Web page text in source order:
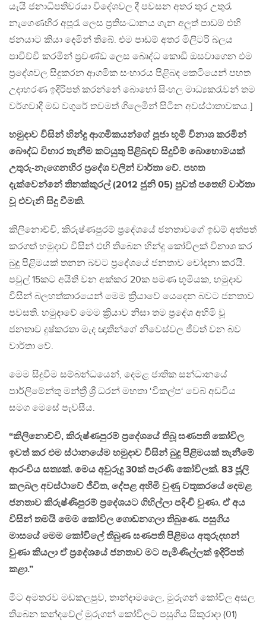
යැයි ජනාධිපතිවරයා විදේශවල දී පවසන අතර තුර උතුරැ
නැගෙණහිර අපූරැ ලෙස ප්‍රතිසංධානය ගැන අලුත් පාඩම් එහි
ජනයාට කියා දෙමින් තිබේ. එම පාඩම් අතර මිලිටරි බලය
පාවිච්චි කරමින් ප්‍රචණ්ඩ ලෙස බෙෘද්ධ කොඩි ඔසවාගෙන එම
ප්‍රදේශවල සිදුකරන ආගමික සංහාරය පිළිබද කෙටියෙන් පහත
උදාහරණ ඉදිරිපත් කරන්නේ බොහෝ සිංහල මාධ්‍යකරැවන් තම
වර්ගවාදී මඩ වගුරේ තවමත් ගිලෙමින් සිටින අවස්ථාතාවකය.]
හමුදාව විසින් හින්දු ආගමිකයන්ගේ පූජා භූමි විනාශ කරමින්
බෞද්ධ විහාර තැනීම කටයුතු පිළිබඳව සිදුවීම් බොහොමයක්
උතුරු-නැගෙනහිර ප්‍රදේශ වලින් වාර්තා වේ. පහත
දැක්වෙන්නේ තිනක්කුරල් (2012 ජුනි 05) පුවත් පතෙහි වාර්තා
වූ එවැනි සිදු වීමකි.
කිලිනොච්චි, කිරුෂ්ණපුරම් ප්‍රදේශයේ ජනතාවගේ ඉඩම් අත්පත්
කරගත් හමුදාව විසින් එහි තිබෙන හින්දු කෝවිලක් විනාශ කර
බුදු පිළිමයක් තනන බවට ප්‍රදේශයේ ජනතාව චෝදනා කරයි.
පවුල් 15කට අයිති වන අක්කර 20ක පමණ භූමියක, හමුදාව
විසින් බලහත්කාරයෙන් මෙම ක්‍රියාවේ යෙදෙන බවට ජනතාව
පවසති. හමුදාවේ මෙම ක්‍රියාව නිසා තම ප්‍රදේශ අහිමි වූ
ජනතාව දුෂ්කරතා මැද ඥාතීන්ගේ නිවෙස්වල ජීවත් වන බව
වාර්තා වේ.
මෙම සිදුවීම සම්බන්ධයෙන්, දෙමළ ජාතික සන්ධානයේ
පාර්ලිමේන්තු මන්ත්‍රී ශ්‍රී ධරන් මහතා ‘විකල්ප‘ වෙබ් අඩවිය
සමග මෙසේ පැවසීය.
“කිලිනොච්චි, කිරුෂ්ණපුරම් ප්‍රදේශයේ තිබූ ඝණපති කෝවිල
ඉවත් කර එම ස්ථානයේම හමුදාව විසින් බුදු පිළිමයක් තැනීමේ
ආරංචිය සත්‍යක්. මෙය අවුරුදු 30ක් පැරණි කෝවිලක්. 83 ජූලි
කලබල අවස්ථාවේ ජීවිත, දේපළ අහිමි වුණු වතුකරයේ දෙමළ
ජනතාව කිරුෂ්ණිපුරම් ප්‍රදේශයට ගිහිල්ලා පදිංචි වුණා. ඒ අය
විසින් තමයි මෙම කෝවිල ගොඩනගලා තිබුණෙ. පසුගිය
මාසයේ මෙම කෝවිලේ තිබුණ ඝණපති පිළිමය අතුරුදහන්
වුණා කියලා ඒ ප්‍රදේශයේ ජනතාව මට පැමිණිල්ලක් ඉදිරිපත්
කළා.”
මීට අමතරව මඩකලපුව, තාන්දාමලෛ, මුරුගන් කෝවිල අසල
තිබෙන කන්දවේල් මුරුගන් කෝවිලට පසුගිය සිකුරාදා (01)